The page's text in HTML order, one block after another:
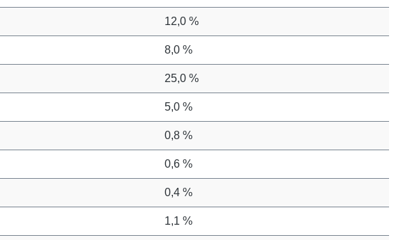
12,0 %
8,0 %
25,0 %
5,0 %
0,8 %
0,6 %
0,4 %
1,1 %